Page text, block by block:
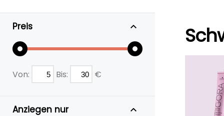
Preis
Von: Bis: €
Anziegen nur